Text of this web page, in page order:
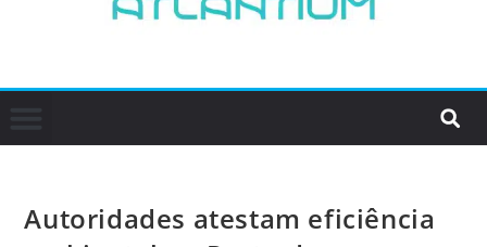
Autoridades atestam eficiência